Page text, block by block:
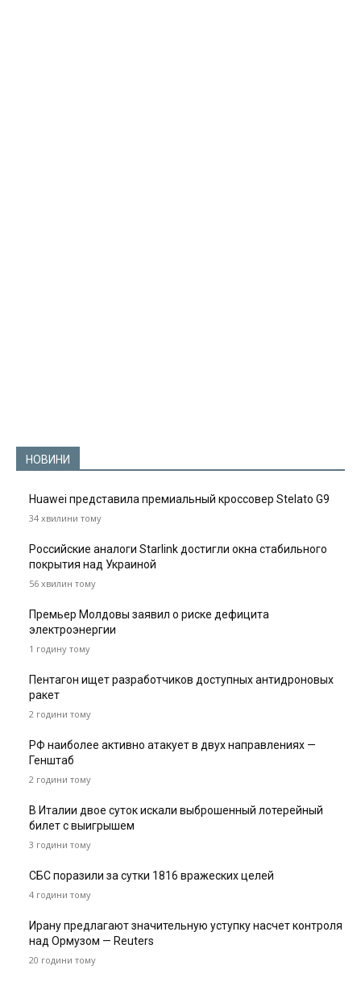
НОВИНИ
Huawei представила премиальный кроссовер Stelato G9
34 хвилини тому
Российские аналоги Starlink достигли окна стабильного
покрытия над Украиной
56 хвилин тому
Премьер Молдовы заявил о риске дефицита
электроэнергии
1 годину тому
Пентагон ищет разработчиков доступных антидроновых
ракет
2 години тому
РФ наиболее активно атакует в двух направлениях —
Генштаб
2 години тому
В Италии двое суток искали выброшенный лотерейный
билет с выигрышем
3 години тому
СБС поразили за сутки 1816 вражеских целей
4 години тому
Ирану предлагают значительную уступку насчет контроля
над Ормузом — Reuters
20 години тому